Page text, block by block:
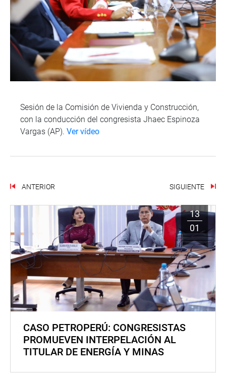
Sesión de la Comisión de Vivienda y Construcción,
con la conducción del congresista Jhaec Espinoza
Vargas (AP). Ver vídeo
ANTERIOR SIGUIENTE
13
01
CASO PETROPERÚ: CONGRESISTAS
PROMUEVEN INTERPELACIÓN AL
TITULAR DE ENERGÍA Y MINAS